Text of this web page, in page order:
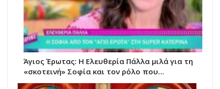
Άγιος Έρωτας: Η Ελευθερία Πάλλα μιλά για τη
«σκοτεινή» Σοφία και τον ρόλο που…